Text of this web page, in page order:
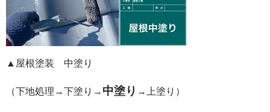
▲屋根塗装 中塗り
（下地処理→下塗り→ 中塗り →上塗り）